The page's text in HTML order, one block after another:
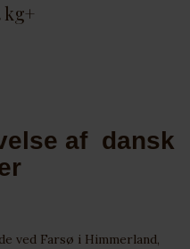
af dansk
ved Farsø i Himmerland,